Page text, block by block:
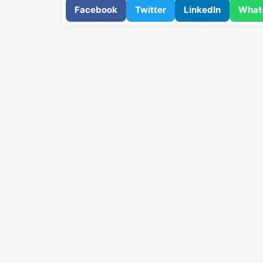
Facebook Twitter LinkedIn